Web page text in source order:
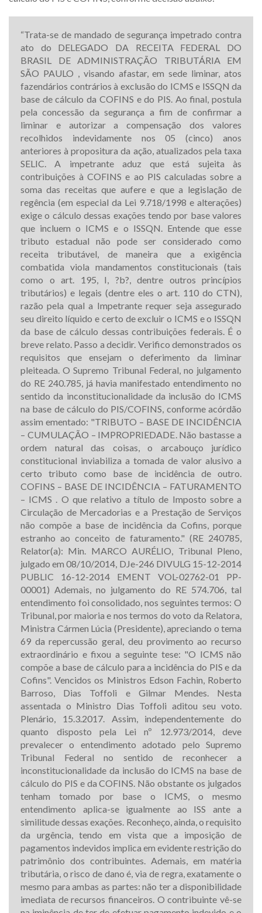
“Trata-se de mandado de segurança impetrado contra
ato do DELEGADO DA RECEITA FEDERAL DO
BRASIL DE ADMINISTRAÇÃO TRIBUTÁRIA EM
SÃO PAULO , visando afastar, em sede liminar, atos
fazendários contrários à exclusão do ICMS e ISSQN da
base de cálculo da COFINS e do PIS. Ao final, postula
pela concessão da segurança a fim de confirmar a
liminar e autorizar a compensação dos valores
recolhidos indevidamente nos 05 (cinco) anos
anteriores à propositura da ação, atualizados pela taxa
SELIC. A impetrante aduz que está sujeita às
contribuições à COFINS e ao PIS calculadas sobre a
soma das receitas que aufere e que a legislação de
regência (em especial da Lei 9.718/1998 e alterações)
exige o cálculo dessas exações tendo por base valores
que incluem o ICMS e o ISSQN. Entende que esse
tributo estadual não pode ser considerado como
receita tributável, de maneira que a exigência
combatida viola mandamentos constitucionais (tais
como o art. 195, I, ?b?, dentre outros princípios
tributários) e legais (dentre eles o art. 110 do CTN),
razão pela qual a Impetrante requer seja assegurado
seu direito líquido e certo de excluir o ICMS e o ISSQN
da base de cálculo dessas contribuições federais. É o
breve relato. Passo a decidir. Verifico demonstrados os
requisitos que ensejam o deferimento da liminar
pleiteada. O Supremo Tribunal Federal, no julgamento
do RE 240.785, já havia manifestado entendimento no
sentido da inconstitucionalidade da inclusão do ICMS
na base de cálculo do PIS/COFINS, conforme acórdão
assim ementado: "TRIBUTO – BASE DE INCIDÊNCIA
– CUMULAÇÃO – IMPROPRIEDADE. Não bastasse a
ordem natural das coisas, o arcabouço jurídico
constitucional inviabiliza a tomada de valor alusivo a
certo tributo como base de incidência de outro.
COFINS – BASE DE INCIDÊNCIA – FATURAMENTO
– ICMS . O que relativo a título de Imposto sobre a
Circulação de Mercadorias e a Prestação de Serviços
não compõe a base de incidência da Cofins, porque
estranho ao conceito de faturamento." (RE 240785,
Relator(a): Min. MARCO AURÉLIO, Tribunal Pleno,
julgado em 08/10/2014, DJe-246 DIVULG 15-12-2014
PUBLIC 16-12-2014 EMENT VOL-02762-01 PP-
00001) Ademais, no julgamento do RE 574.706, tal
entendimento foi consolidado, nos seguintes termos: O
Tribunal, por maioria e nos termos do voto da Relatora,
Ministra Cármen Lúcia (Presidente), apreciando o tema
69 da repercussão geral, deu provimento ao recurso
extraordinário e fixou a seguinte tese: "O ICMS não
compõe a base de cálculo para a incidência do PIS e da
Cofins". Vencidos os Ministros Edson Fachin, Roberto
Barroso, Dias Toffoli e Gilmar Mendes. Nesta
assentada o Ministro Dias Toffoli aditou seu voto.
Plenário, 15.3.2017. Assim, independentemente do
quanto disposto pela Lei nº 12.973/2014, deve
prevalecer o entendimento adotado pelo Supremo
Tribunal Federal no sentido de reconhecer a
inconstitucionalidade da inclusão do ICMS na base de
cálculo do PIS e da COFINS. Não obstante os julgados
tenham tomado por base o ICMS, o mesmo
entendimento aplica-se igualmente ao ISS ante a
similitude dessas exações. Reconheço, ainda, o requisito
da urgência, tendo em vista que a imposição de
pagamentos indevidos implica em evidente restrição do
patrimônio dos contribuintes. Ademais, em matéria
tributária, o risco de dano é, via de regra, exatamente o
mesmo para ambas as partes: não ter a disponibilidade
imediata de recursos financeiros. O contribuinte vê-se